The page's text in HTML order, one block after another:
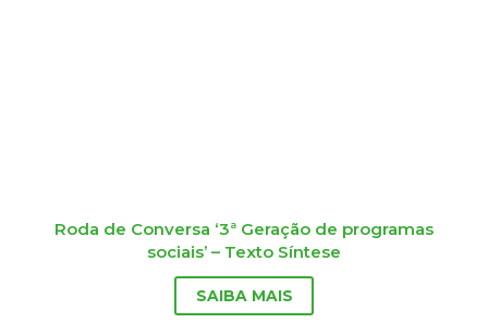
Roda de Conversa ‘3ª Geração de programas
sociais’ – Texto Síntese
SAIBA MAIS